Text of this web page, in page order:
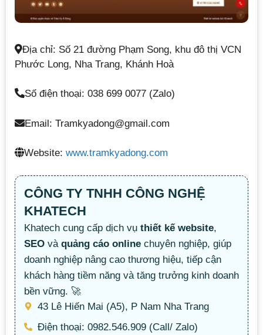
Địa chỉ: Số 21 đường Phạm Song, khu đô thị VCN
Phước Long, Nha Trang, Khánh Hoà
Số điện thoại: 038 699 0077 (Zalo)
Email: Tramkyadong@gmail.com
Website: www.tramkyadong.com
CÔNG TY TNHH CÔNG NGHỆ
KHATECH
Khatech cung cấp dịch vụ thiết kế website,
SEO và quảng cáo online chuyên nghiệp, giúp
doanh nghiệp nâng cao thương hiệu, tiếp cận
khách hàng tiềm năng và tăng trưởng kinh doanh
bền vững. 🚀
43 Lê Hiến Mai (A5), P Nam Nha Trang
Điện thoại: 0982.546.909 (Call/ Zalo)